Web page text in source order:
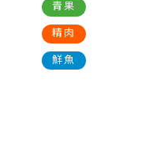
青果
精肉
鮮魚